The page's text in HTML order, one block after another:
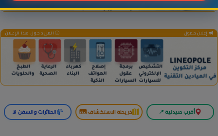
إعلان ممول المزيد حول هذا الإعلان
أقرب صيدلية 📍 خريطة الاستكشاف 🗺️ الطائرات والسفن 📡